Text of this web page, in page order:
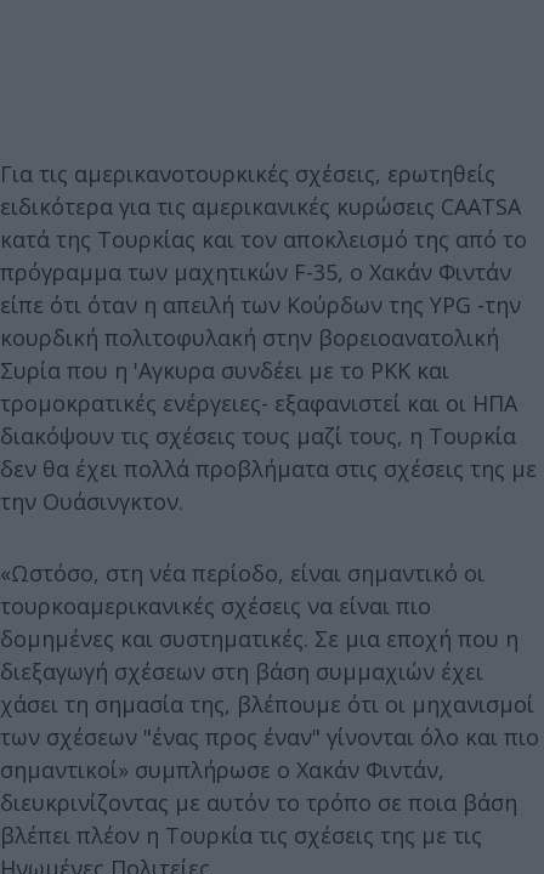
Για τις αμερικανοτουρκικές σχέσεις, ερωτηθείς
ειδικότερα για τις αμερικανικές κυρώσεις CAATSA
κατά της Τουρκίας και τον αποκλεισμό της από το
πρόγραμμα των μαχητικών F-35, ο Χακάν Φιντάν
είπε ότι όταν η απειλή των Κούρδων της YPG -την
κουρδική πολιτοφυλακή στην βορειοανατολική
Συρία που η 'Αγκυρα συνδέει με το PKK και
τρομοκρατικές ενέργειες- εξαφανιστεί και οι ΗΠΑ
διακόψουν τις σχέσεις τους μαζί τους, η Τουρκία
δεν θα έχει πολλά προβλήματα στις σχέσεις της με
την Ουάσινγκτον.
«Ωστόσο, στη νέα περίοδο, είναι σημαντικό οι
τουρκοαμερικανικές σχέσεις να είναι πιο
δομημένες και συστηματικές. Σε μια εποχή που η
διεξαγωγή σχέσεων στη βάση συμμαχιών έχει
χάσει τη σημασία της, βλέπουμε ότι οι μηχανισμοί
των σχέσεων "ένας προς έναν" γίνονται όλο και πιο
σημαντικοί» συμπλήρωσε ο Χακάν Φιντάν,
διευκρινίζοντας με αυτόν το τρόπο σε ποια βάση
βλέπει πλέον η Τουρκία τις σχέσεις της με τις
Ηνωμένες Πολιτείες.